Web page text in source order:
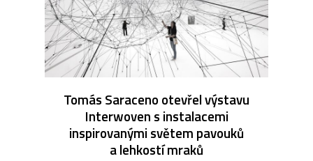
Tomás Saraceno otevřel výstavu
Interwoven s instalacemi
inspirovanými světem pavouků
a lehkostí mraků